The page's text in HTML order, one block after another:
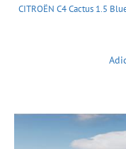
CITROËN C4 Cactus 1.5